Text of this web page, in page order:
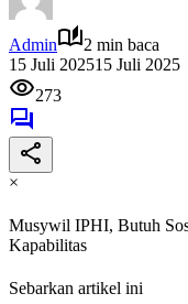
Admin
2 min baca
15 Juli 202515 Juli 2025
273
×
Musywil IPHI, Butuh
Kapabilitas
Sebarkan artikel ini